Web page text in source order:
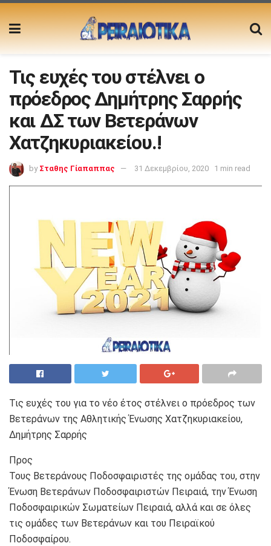
Τις ευχές του στέλνει ο
πρόεδρος Δημήτρης Σαρρής
και ΔΣ των Βετεράνων
Χατζηκυριακείου.!
by Σταθης Γίαπαππας 31 Δεκεμβρίου, 2020 1 min read
Τις ευχές του για το νέο έτος στέλνει ο πρόεδρος των
Βετεράνων της Αθλητικής Ένωσης Χατζηκυριακείου,
Δημήτρης Σαρρής
Προς
Τους Βετεράνους Ποδοσφαιριστές της ομάδας του, στην
Ένωση Βετεράνων Ποδοσφαιριστών Πειραιά, την Ένωση
Ποδοσφαιρικών Σωματείων Πειραιά, αλλά και σε όλες
τις ομάδες των Βετεράνων και του Πειραϊκού
Ποδοσφαίρου.